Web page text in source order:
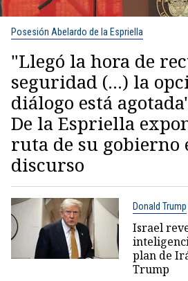
Posesión Abelardo de la Espriella
"Llegó la hora de
seguridad (...) la
diálogo está
De la Espriella
ruta de su
discurso
Donald Trump
Israel
plan de
Trump